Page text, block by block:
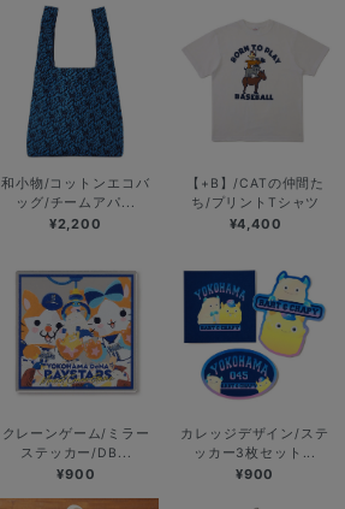
和小物/コットンエコバ
ッグ/チームアパ...
¥2,200
【+B】/CATの仲間た
ち/プリントTシャツ
¥4,400
クレーンゲーム/ミラー
ステッカー/DB...
¥900
カレッジデザイン/ステ
ッカー3枚セット...
¥900